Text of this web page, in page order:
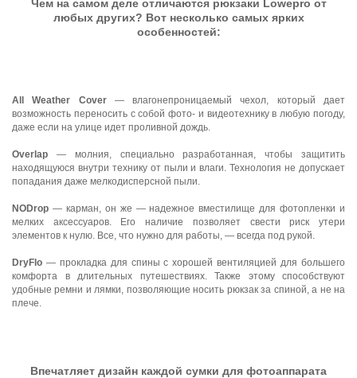
Чем на самом деле отличаются рюкзаки Lowepro от
любых других? Вот несколько самых ярких
особенностей:
All Weather Cover— влагонепроницаемый чехол, который дает
возможность переносить с собой фото- и видеотехнику в любую погоду,
даже если на улице идет проливной дождь.
Overlap — молния, специально разработанная, чтобы защитить
находящуюся внутри технику от пыли и влаги. Технология не допускает
попадания даже мелкодисперсной пыли.
NODrop — карман, он же — надежное вместилище для фотопленки и
мелких аксессуаров. Его наличие позволяет свести риск утери
элементов к нулю. Все, что нужно для работы, — всегда под рукой.
DryFlo — прокладка для спины с хорошей вентиляцией для большего
комфорта в длительных путешествиях. Также этому способствуют
удобные ремни и лямки, позволяющие носить рюкзак за спиной, а не на
плече.
Впечатляет дизайн каждой сумки для фотоаппарата